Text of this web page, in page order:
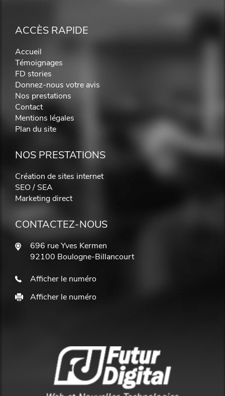
ACCÈS RAPIDE
Accueil
Témoignages
FD stories
Donnez-nous votre avis
Nos prestations
Contact
Mentions légales
Plan du site
NOS PRESTATIONS
Création de sites internet
SEO / SEA
Marketing direct
CONTACTEZ-NOUS
696 rue Yves Kermen
92100 Boulogne-Billancourt
Afficher le numéro
Afficher le numéro